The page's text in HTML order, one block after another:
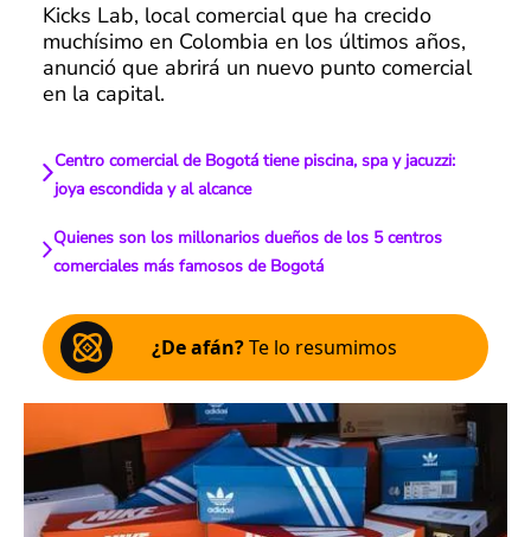
Kicks Lab, local comercial que ha crecido
muchísimo en Colombia en los últimos años,
anunció que abrirá un nuevo punto comercial
en la capital.
Centro comercial de Bogotá tiene piscina, spa y jacuzzi:
joya escondida y al alcance
Quienes son los millonarios dueños de los 5 centros
comerciales más famosos de Bogotá
¿De afán?Te lo resumimos